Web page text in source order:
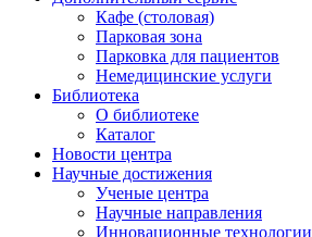
Кафе (столовая)
Парковая зона
Парковка для пациентов
Немедицинские услуги
Библиотека
О библиотеке
Каталог
Новости центра
Научные достижения
Ученые центра
Научные направления
Инновационные технологии